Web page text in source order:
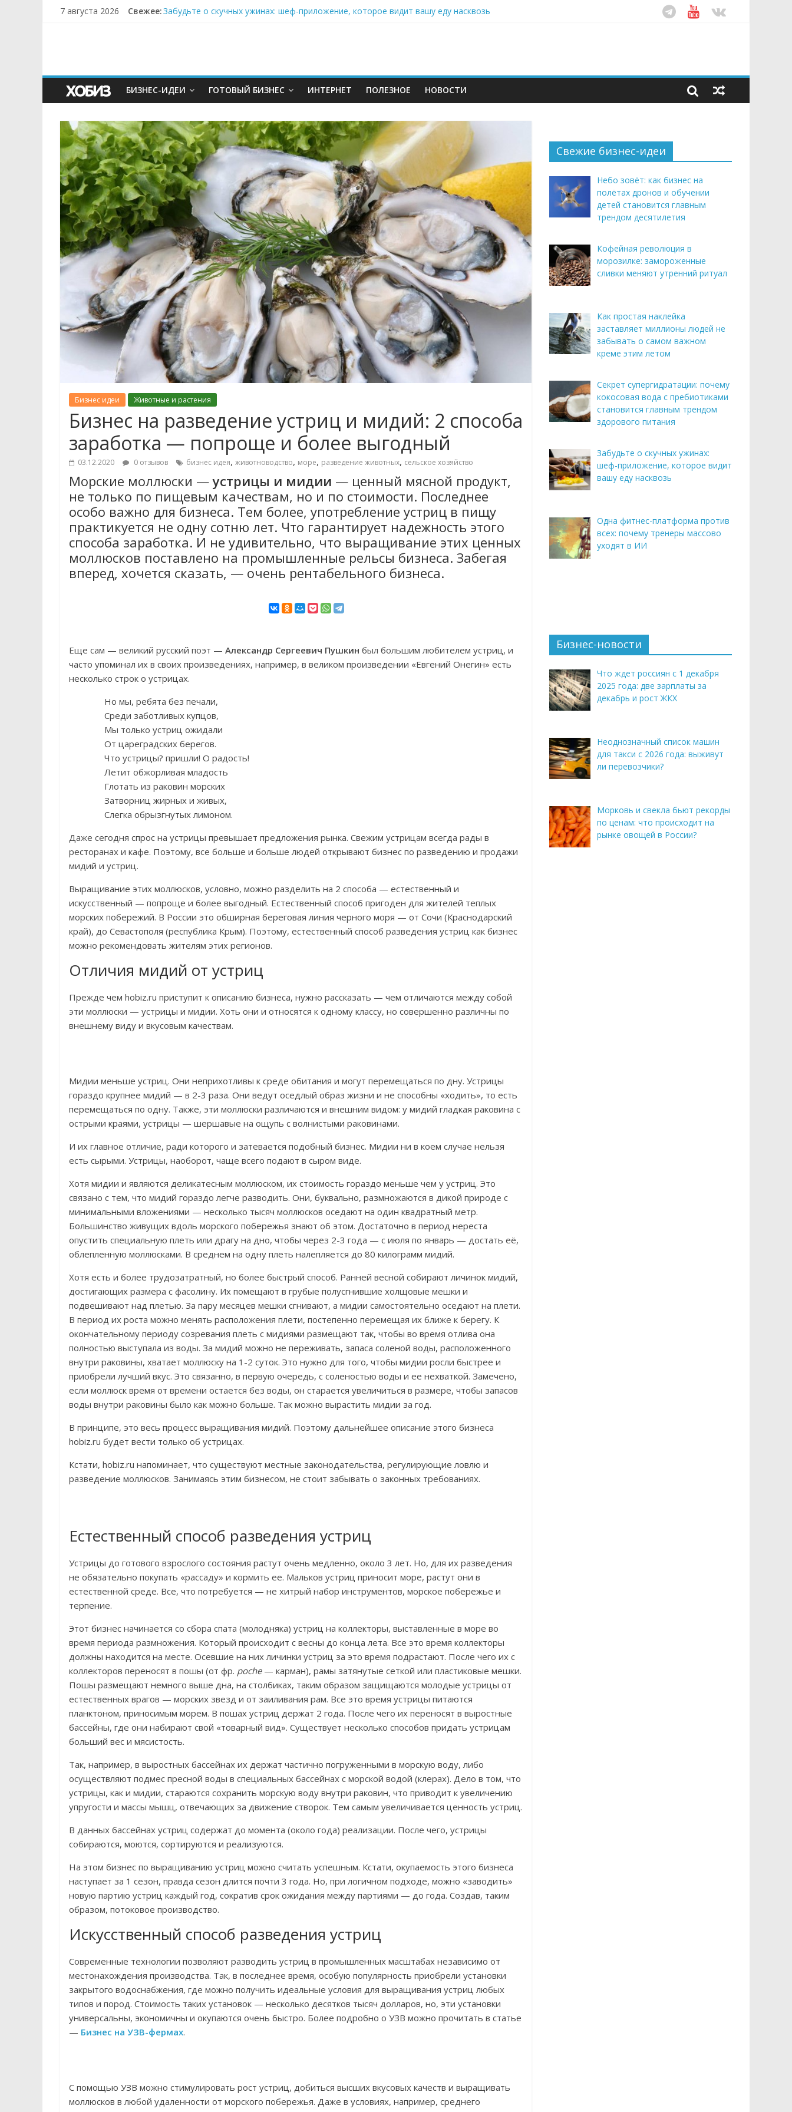
7 августа 2026 Свежее:Забудьте о скучных ужинах: шеф-приложение, которое видит вашу еду насквозь
БИЗНЕС-ИДЕИ ГОТОВЫЙ БИЗНЕС ИНТЕРНЕТ ПОЛЕЗНОЕ НОВОСТИ
Бизнес идеи Животные и растения
Бизнес на разведение устриц и мидий: 2 способа
заработка — попроще и более выгодный
03.12.2020 0 отзывов бизнес идея, животноводство, море, разведение животных, сельское хозяйство
Морские моллюски —устрицы и мидии — ценный мясной продукт,
не только по пищевым качествам, но и по стоимости. Последнее
особо важно для бизнеса. Тем более, употребление устриц в пищу
практикуется не одну сотню лет. Что гарантирует надежность этого
способа заработка. И не удивительно, что выращивание этих ценных
моллюсков поставлено на промышленные рельсы бизнеса. Забегая
вперед, хочется сказать, — очень рентабельного бизнеса.
Еще сам — великий русский поэт — Александр Сергеевич Пушкин был большим любителем устриц, и
часто упоминал их в своих произведениях, например, в великом произведении «Евгений Онегин» есть
несколько строк о устрицах.
Но мы, ребята без печали,
Среди заботливых купцов,
Мы только устриц ожидали
От цареградских берегов.
Что устрицы? пришли! О радость!
Летит обжорливая младость
Глотать из раковин морских
Затворниц жирных и живых,
Слегка обрызгнутых лимоном.
Даже сегодня спрос на устрицы превышает предложения рынка. Свежим устрицам всегда рады в
ресторанах и кафе. Поэтому, все больше и больше людей открывают бизнес по разведению и продажи
мидий и устриц.
Выращивание этих моллюсков, условно, можно разделить на 2 способа — естественный и
искусственный — попроще и более выгодный. Естественный способ пригоден для жителей теплых
морских побережий. В России это обширная береговая линия черного моря — от Сочи (Краснодарский
край), до Севастополя (республика Крым). Поэтому, естественный способ разведения устриц как бизнес
можно рекомендовать жителям этих регионов.
Отличия мидий от устриц
Прежде чем hobiz.ru приступит к описанию бизнеса, нужно рассказать — чем отличаются между собой
эти моллюски — устрицы и мидии. Хоть они и относятся к одному классу, но совершенно различны по
внешнему виду и вкусовым качествам.
Мидии меньше устриц. Они неприхотливы к среде обитания и могут перемещаться по дну. Устрицы
гораздо крупнее мидий — в 2-3 раза. Они ведут оседлый образ жизни и не способны «ходить», то есть
перемещаться по одну. Также, эти моллюски различаются и внешним видом: у мидий гладкая раковина с
острыми краями, устрицы — шершавые на ощупь с волнистыми раковинами.
И их главное отличие, ради которого и затевается подобный бизнес. Мидии ни в коем случае нельзя
есть сырыми. Устрицы, наоборот, чаще всего подают в сыром виде.
Хотя мидии и являются деликатесным моллюском, их стоимость гораздо меньше чем у устриц. Это
связано с тем, что мидий гораздо легче разводить. Они, буквально, размножаются в дикой природе с
минимальными вложениями — несколько тысяч моллюсков оседают на один квадратный метр.
Большинство живущих вдоль морского побережья знают об этом. Достаточно в период нереста
опустить специальную плеть или драгу на дно, чтобы через 2-3 года — с июля по январь — достать её,
облепленную моллюсками. В среднем на одну плеть налепляется до 80 килограмм мидий.
Хотя есть и более трудозатратный, но более быстрый способ. Ранней весной собирают личинок мидий,
достигающих размера с фасолину. Их помещают в грубые полусгнившие холщовые мешки и
подвешивают над плетью. За пару месяцев мешки сгнивают, а мидии самостоятельно оседают на плети.
В период их роста можно менять расположения плети, постепенно перемещая их ближе к берегу. К
окончательному периоду созревания плеть с мидиями размещают так, чтобы во время отлива она
полностью выступала из воды. За мидий можно не переживать, запаса соленой воды, расположенного
внутри раковины, хватает моллюску на 1-2 суток. Это нужно для того, чтобы мидии росли быстрее и
приобрели лучший вкус. Это связанно, в первую очередь, с соленостью воды и ее нехваткой. Замечено,
если моллюск время от времени остается без воды, он старается увеличиться в размере, чтобы запасов
воды внутри раковины было как можно больше. Так можно вырастить мидии за год.
В принципе, это весь процесс выращивания мидий. Поэтому дальнейшее описание этого бизнеса
hobiz.ru будет вести только об устрицах.
Кстати, hobiz.ru напоминает, что существуют местные законодательства, регулирующие ловлю и
разведение моллюсков. Занимаясь этим бизнесом, не стоит забывать о законных требованиях.
Естественный способ разведения устриц
Устрицы до готового взрослого состояния растут очень медленно, около 3 лет. Но, для их разведения
не обязательно покупать «рассаду» и кормить ее. Мальков устриц приносит море, растут они в
естественной среде. Все, что потребуется — не хитрый набор инструментов, морское побережье и
терпение.
Этот бизнес начинается со сбора спата (молодняка) устриц на коллекторы, выставленные в море во
время периода размножения. Который происходит с весны до конца лета. Все это время коллекторы
должны находится на месте. Осевшие на них личинки устриц за это время подрастают. После чего их с
коллекторов переносят в пошы (от фр. poche— карман), рамы затянутые сеткой или пластиковые мешки.
Пошы размещают немного выше дна, на столбиках, таким образом защищаются молодые устрицы от
естественных врагов — морских звезд и от заиливания рам. Все это время устрицы питаются
планктоном, приносимым морем. В пошах устриц держат 2 года. После чего их переносят в выростные
бассейны, где они набирают свой «товарный вид». Существует несколько способов придать устрицам
больший вес и мясистость.
Так, например, в выростных бассейнах их держат частично погруженными в морскую воду, либо
осуществляют подмес пресной воды в специальных бассейнах с морской водой (клерах). Дело в том, что
устрицы, как и мидии, стараются сохранить морскую воду внутри раковин, что приводит к увеличению
упругости и массы мышц, отвечающих за движение створок. Тем самым увеличивается ценность устриц.
В данных бассейнах устриц содержат до момента (около года) реализации. После чего, устрицы
собираются, моются, сортируются и реализуются.
На этом бизнес по выращиванию устриц можно считать успешным. Кстати, окупаемость этого бизнеса
наступает за 1 сезон, правда сезон длится почти 3 года. Но, при логичном подходе, можно «заводить»
новую партию устриц каждый год, сократив срок ожидания между партиями — до года. Создав, таким
образом, потоковое производство.
Искусственный способ разведения устриц
Современные технологии позволяют разводить устриц в промышленных масштабах независимо от
местонахождения производства. Так, в последнее время, особую популярность приобрели установки
закрытого водоснабжения, где можно получить идеальные условия для выращивания устриц любых
типов и пород. Стоимость таких установок — несколько десятков тысяч долларов, но, эти установки
универсальны, экономичны и окупаются очень быстро. Более подробно о УЗВ можно прочитать в статье
— Бизнес на УЗВ-фермах.
С помощью УЗВ можно стимулировать рост устриц, добиться высших вкусовых качеств и выращивать
моллюсков в любой удаленности от морского побережья. Даже в условиях, например, среднего
Свежие бизнес-идеи
Небо зовёт: как бизнес на
полётах дронов и обучении
детей становится главным
трендом десятилетия
Кофейная революция в
морозилке: замороженные
сливки меняют утренний ритуал
Как простая наклейка
заставляет миллионы людей не
забывать о самом важном
креме этим летом
Секрет супергидратации: почему
кокосовая вода с пребиотиками
становится главным трендом
здорового питания
Забудьте о скучных ужинах:
шеф-приложение, которое видит
вашу еду насквозь
Одна фитнес-платформа против
всех: почему тренеры массово
уходят в ИИ
Бизнес-новости
Что ждет россиян с 1 декабря
2025 года: две зарплаты за
декабрь и рост ЖКХ
Неоднозначный список машин
для такси с 2026 года: выживут
ли перевозчики?
Морковь и свекла бьют рекорды
по ценам: что происходит на
рынке овощей в России?